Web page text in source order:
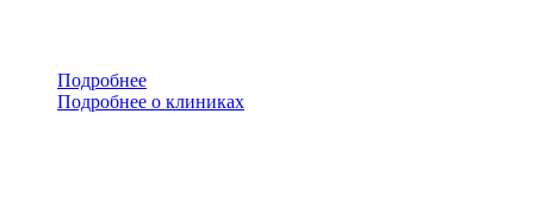
Подробнее
Подробнее о клиниках